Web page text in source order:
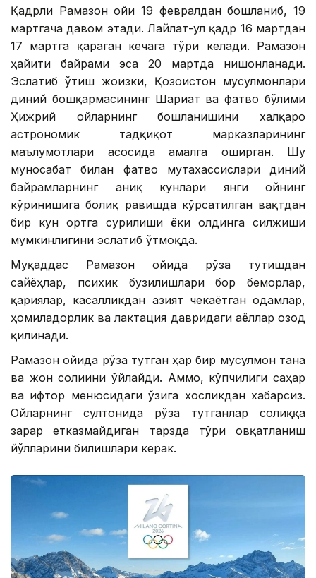
Қадрли Рамазон ойи 19 февралдан бошланиб, 19
мартгача давом этади. Лайлат-ул қадр 16 мартдан
17 мартга қараган кечага тўғри келади. Рамазон
ҳайити байрами эса 20 мартда нишонланади.
Эслатиб ўтиш жоизки, Қозоғистон мусулмонлари
диний бошқармасининг Шариат ва фатво бўлими
Ҳижрий ойларнинг бошланишини халқаро
астрономик тадқиқот марказларининг
маълумотлари асосида амалга оширган. Шу
муносабат билан фатво мутахассислари диний
байрамларнинг аниқ кунлари янги ойнинг
кўринишига боғлиқ равишда кўрсатилган вақтдан
бир кун ортга сурилиши ёки олдинга силжиши
мумкинлигини эслатиб ўтмоқда.
Муқаддас Рамазон ойида рўза тутишдан
сайёҳлар, психик бузилишлари бор беморлар,
қариялар, касалликдан азият чекаётган одамлар,
ҳомиладорлик ва лактация давридаги аёллар озод
қилинади.
Рамазон ойида рўза тутган ҳар бир мусулмон тана
ва жон соғлиғини ўйлайди. Аммо, кўпчилиги саҳар
ва ифтор менюсидаги ўзига хосликдан хабарсиз.
Ойларнинг султонида рўза тутганлар соғлиққа
зарар етказмайдиган тарзда тўғри овқатланиш
йўлларини билишлари керак.